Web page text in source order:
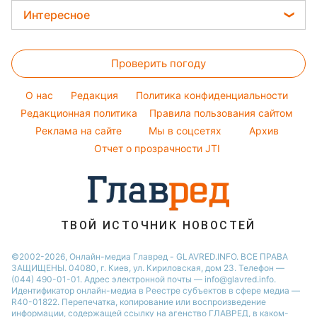
Настя Каменских
Виталий Козловский
Потап
Погода на завтра
Красивый маникюр
Модные ошибки
Советы от Андре Тана
Новости Львова
Новости Харькова
Новости Днепра
Новости Полтавы
Новости Тернополя
Новости Сум
Новости Житомира
Новости Одессы
Новости Ровно
Интересное
Тесты по картинке
Оптические иллюзии
Народные приметы
Все о шоу-бизнесе
Проверить погоду
O нас Редакция
Политика конфиденциальности
Редакционная политика
Правила пользования сайтом
Реклама на сайте
Мы в соцсетях
Архив
Отчет о прозрачности JTI
ТВОЙ ИСТОЧНИК НОВОСТЕЙ
©2002-2026, Онлайн-медиа Главред - GLAVRED.INFO. ВСЕ ПРАВА
ЗАЩИЩЕНЫ. 04080, г. Киев, ул. Кириловская, дом 23. Телефон —
(044) 490-01-01. Адрес электронной почты — info@glavred.info.
Идентификатор онлайн-медиа в Реестре cубъектов в сфере медиа —
R40-01822. Перепечатка, копирование или воспроизведение
информации, содержащей ссылку на агенство ГЛАВРЕД, в каком-